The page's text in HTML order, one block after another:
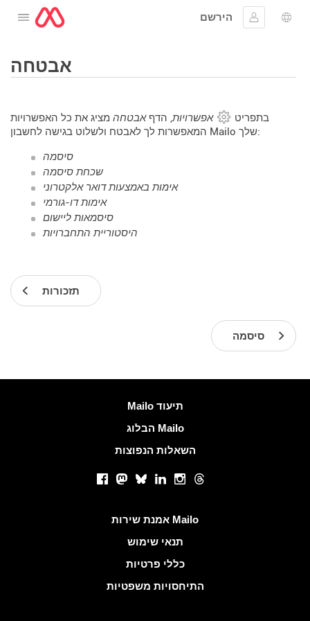
לפתוח את התפריט
הירשם
להתחברשפה
אבטחה
בתפריט אפשרויות, הדףאבטחה מציג את כל האפשרויות
המאפשרות לך לאבטח ולשלוט בגישה לחשבון Mailo שלך:
סיסמה
שכחת סיסמה
אימות באמצעות דואר אלקטרוני
אימות דו-גורמי
סיסמאות ליישום
היסטוריית התחברויות
תזכורות
סיסמה
Mailo תיעוד
הבלוג Mailo
השאלות הנפוצות
Facebook
Mastodon
BlueskyLinkedInInstagram
Threads
אמנת שירות Mailo
תנאי שימוש
כללי פרטיות
התיחסויות משפטיות